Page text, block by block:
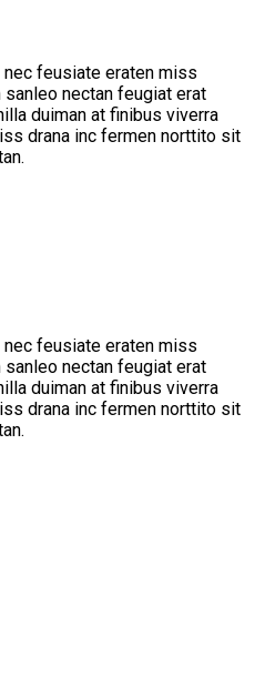
feusiate eraten miss
nectan feugiat erat
duiman at finibus viverra
drana inc fermen norttito sit
feusiate eraten miss
nectan feugiat erat
duiman at finibus viverra
drana inc fermen norttito sit